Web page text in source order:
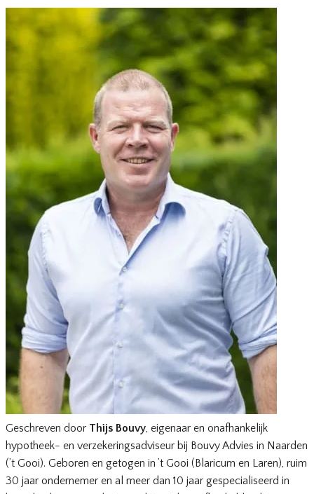
Geschreven door Thijs Bouvy, eigenaar en onafhankelijk
hypotheek- en verzekeringsadviseur bij Bouvy Advies in Naarden
(’t Gooi). Geboren en getogen in ’t Gooi (Blaricum en Laren), ruim
30 jaar ondernemer en al meer dan 10 jaar gespecialiseerd in